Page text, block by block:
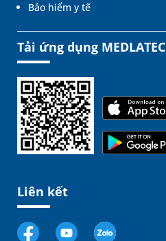
Bảo hiểm y tế
Tải ứng dụng MEDLATEC
Liên kết